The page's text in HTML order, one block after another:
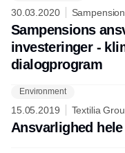
30.03.2020 Sampension
Sampensions
investeringer -
dialogprogram
Environment
15.05.2019 Textilia
Ansvarlighed